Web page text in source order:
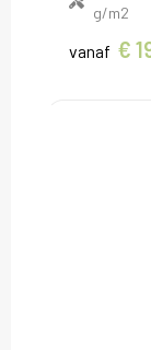
g/m2
vanaf €